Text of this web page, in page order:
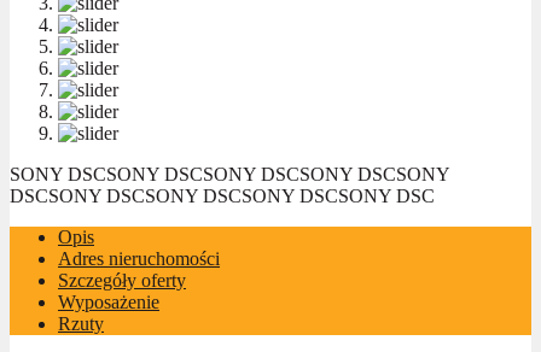
SONY DSCSONY DSCSONY DSCSONY DSCSONY
DSCSONY DSCSONY DSCSONY DSCSONY DSC
Opis
Adres nieruchomości
Szczegóły oferty
Wyposażenie
Rzuty